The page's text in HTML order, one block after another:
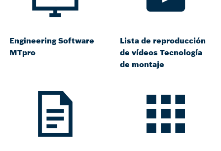
Engineering Software
MTpro
Lista de reproducción
de vídeos Tecnología
de montaje